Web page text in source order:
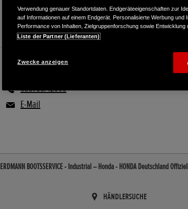
038735/42500
E-Mail
ERDMANN BOOTSSERVICE - Industrial – Honda - HONDA Deutschland
HÄNDLERSUCHE
Verwendung genauer Standortdaten. Endgeräteeigenschaften zur
auf Informationen auf einem Endgerät. Personalisierte Werbung
Performance von Inhalten, Zielgruppenforschung sowie Entwicklung
Liste der Partner (Lieferanten)
Zwecke anzeigen